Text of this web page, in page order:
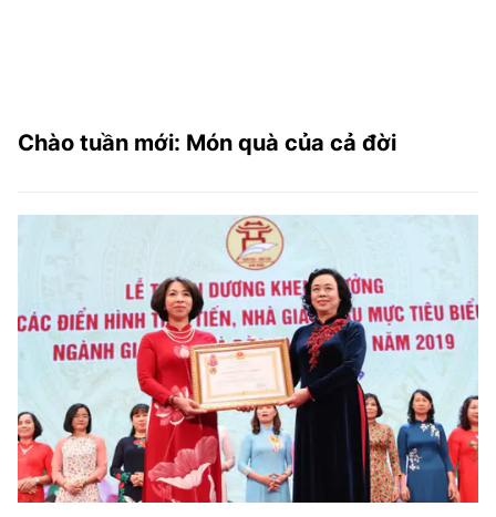
Chào tuần mới: Món quà của cả đời